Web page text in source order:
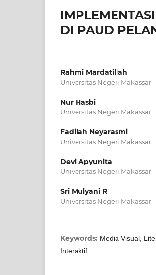
DI PAUD
Rahmi Mardatillah
Universitas Negeri Makassar
Nur Hasbi
Universitas Negeri Makassar
Fadilah Neyarasmi
Universitas Negeri Makassar
Devi Apyunita
Universitas Negeri Makassar
Sri Mulyani R
Universitas Negeri Makassar
Keywords: Media Visual,
Interaktif.